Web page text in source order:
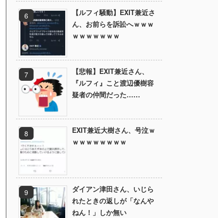
【ルフィ騒動】EXIT兼近さ
ん、お前らを訴訟へｗｗｗ
ｗｗｗｗｗｗｗ
【悲報】EXIT兼近さん、
『ルフィ』こと渡辺優樹容
疑者の仲間だった……
EXIT兼近大樹さん、号泣ｗ
ｗｗｗｗｗｗｗｗ
ダイアン津田さん、いじら
れたときの返しが「なんや
ねん！」しか無い